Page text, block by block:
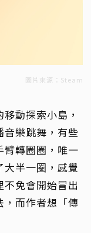
圖片來源：Steam
動探索小島，
音樂跳舞，有些
臂轉圈圈，唯一
半一圈，感覺
免會開始冒出
，而作者想「傳